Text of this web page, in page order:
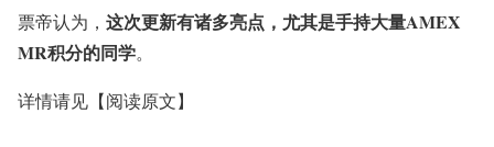
票帝认为， 这次更新有诸多亮点，尤其是手持大量AMEX
MR积分的同学。
详情请见 【阅读原文】